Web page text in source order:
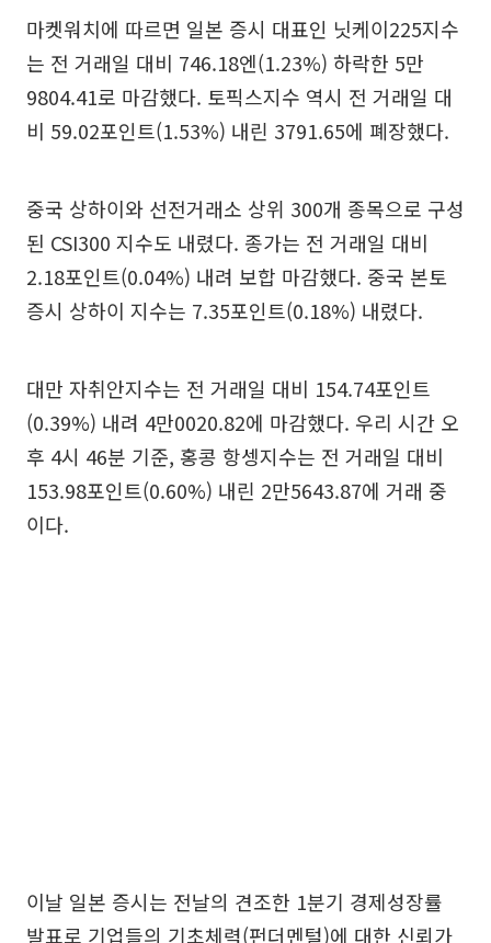
마켓워치에 따르면 일본 증시 대표인 닛케이225지수
는 전 거래일 대비 746.18엔(1.23%) 하락한 5만
9804.41로 마감했다. 토픽스지수 역시 전 거래일 대
비 59.02포인트(1.53%) 내린 3791.65에 폐장했다.
중국 상하이와 선전거래소 상위 300개 종목으로 구성
된 CSI300 지수도 내렸다. 종가는 전 거래일 대비
2.18포인트(0.04%) 내려 보합 마감했다. 중국 본토
증시 상하이 지수는 7.35포인트(0.18%) 내렸다.
대만 자취안지수는 전 거래일 대비 154.74포인트
(0.39%) 내려 4만0020.82에 마감했다. 우리 시간 오
후 4시 46분 기준, 홍콩 항셍지수는 전 거래일 대비
153.98포인트(0.60%) 내린 2만5643.87에 거래 중
이다.
이날 일본 증시는 전날의 견조한 1분기 경제성장률
발표로 기업들의 기초체력(펀더멘털)에 대한 신뢰가